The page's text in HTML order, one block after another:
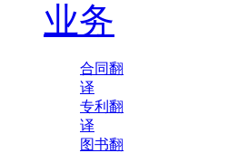
业务
合同翻
译
专利翻
译
图书翻